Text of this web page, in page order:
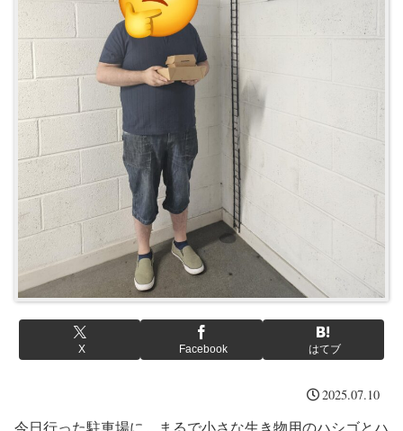
X Facebook はてブ
2025.07.10
今日行った駐車場に、まるで小さな生き物用のハシゴとハ